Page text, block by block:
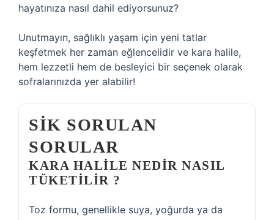
hayatınıza nasıl dahil ediyorsunuz?
Unutmayın, sağlıklı yaşam için yeni tatlar
keşfetmek her zaman eğlencelidir ve kara halile,
hem lezzetli hem de besleyici bir seçenek olarak
sofralarınızda yer alabilir!
SIK SORULAN
SORULAR
KARA HALILE NEDIR NASIL
TÜKETILIR ?
Toz formu, genellikle suya, yoğurda ya da